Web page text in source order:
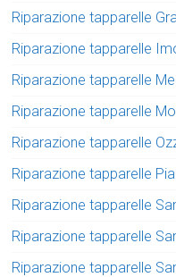
Riparazione tapparelle
Riparazione tapparelle
Riparazione tapparelle
Riparazione tapparelle
Riparazione tapparelle
Riparazione tapparelle
Riparazione tapparelle
Riparazione tapparelle
Riparazione tapparelle